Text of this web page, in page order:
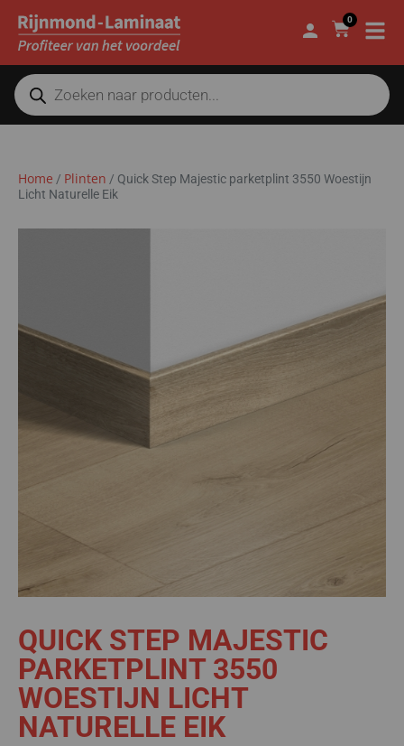
0
Home / Plinten / Quick Step Majestic parketplint 3550 Woestijn
Licht Naturelle Eik
QUICK STEP MAJESTIC
PARKETPLINT 3550
WOESTIJN LICHT
NATURELLE EIK